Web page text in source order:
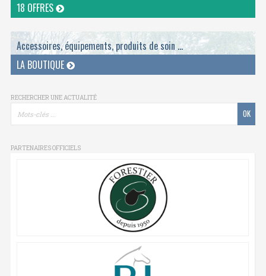
18 OFFRES
Accessoires, équipements, produits de soin ...
LA BOUTIQUE
RECHERCHER UNE ACTUALITÉ
PARTENAIRES OFFICIELS